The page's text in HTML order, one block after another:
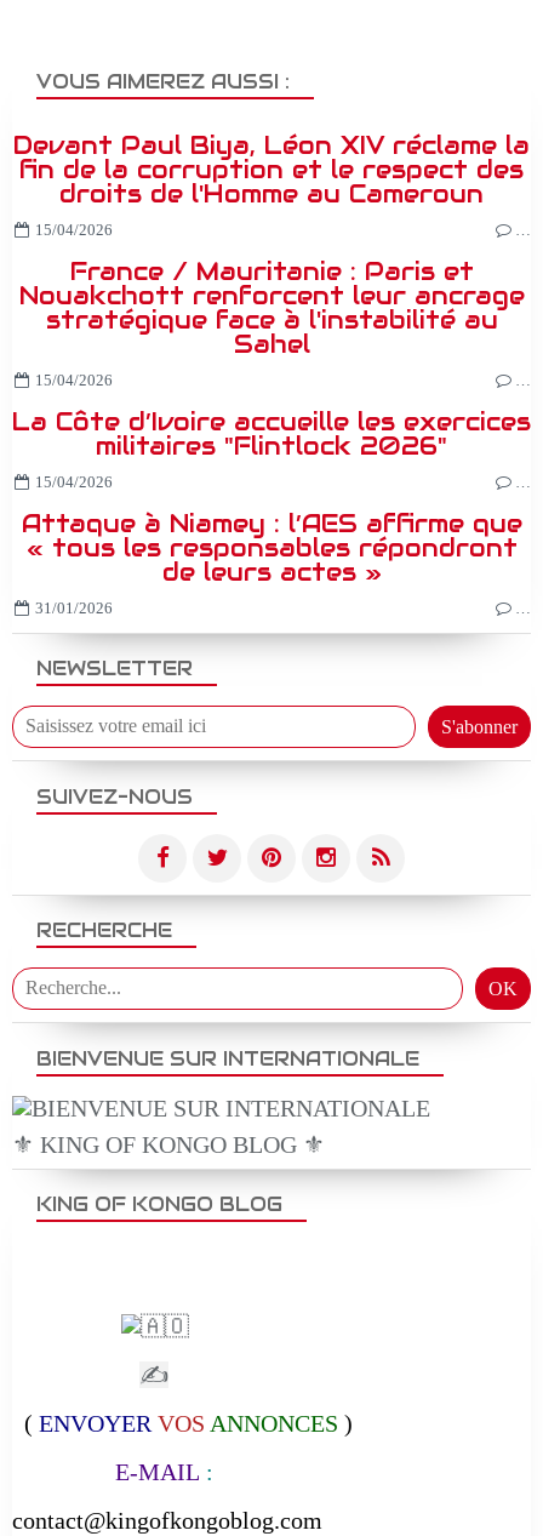
NEWSLETTER
SUIVEZ-NOUS
RECHERCHE
BIENVENUE SUR INTERNATIONALE
⚜️ KING OF KONGO BLOG ⚜️
VOUS AIMEREZ AUSSI :
Devant Paul Biya, Léon XIV réclame la
fin de la corruption et le respect des
droits de l'Homme au Cameroun
15/04/2026 …
France / Mauritanie : Paris et
Nouakchott renforcent leur ancrage
stratégique face à l'instabilité au
Sahel
15/04/2026 …
La Côte d’Ivoire accueille les exercices
militaires "Flintlock 2026"
15/04/2026 …
Attaque à Niamey : l’AES affirme que
« tous les responsables répondront
de leurs actes »
31/01/2026 …
KING OF KONGO BLOG
✍
( ENVOYER VOS ANNONCES )
E-MAIL :
contact@kingofkongoblog.com